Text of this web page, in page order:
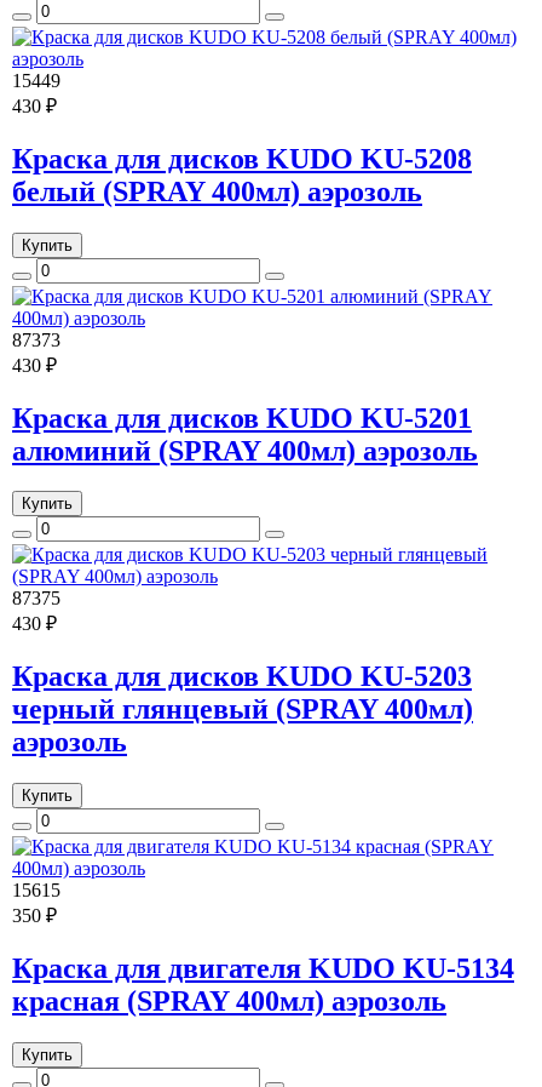
15449
430 ₽
Краска для дисков KUDO KU-5208
белый (SPRAY 400мл) аэрозоль
Купить
87373
430 ₽
Краска для дисков KUDO KU-5201
алюминий (SPRAY 400мл) аэрозоль
Купить
87375
430 ₽
Краска для дисков KUDO KU-5203
черный глянцевый (SPRAY 400мл)
аэрозоль
Купить
15615
350 ₽
Краска для двигателя KUDO KU-5134
красная (SPRAY 400мл) аэрозоль
Купить